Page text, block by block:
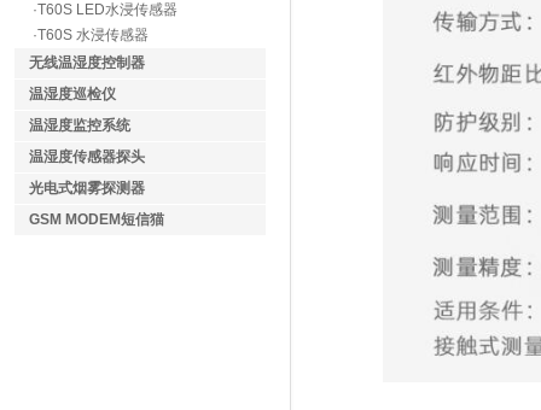
·T60S LED水浸传感器
·T60S 水浸传感器
无线温湿度控制器
温湿度巡检仪
温湿度监控系统
温湿度传感器探头
光电式烟雾探测器
GSM MODEM短信猫